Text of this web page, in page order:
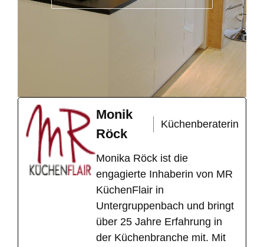
Monik
Röck
Küchenberaterin
Monika Röck ist die
engagierte Inhaberin von MR
KüchenFlair in
Untergruppenbach und bringt
über 25 Jahre Erfahrung in
der Küchenbranche mit. Mit